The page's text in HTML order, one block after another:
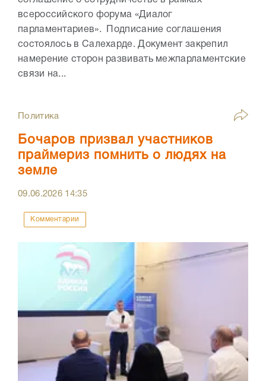
всероссийского форума «Диалог
парламентариев». Подписание соглашения
состоялось в Салехарде. Документ закрепил
намерение сторон развивать межпарламентские
связи на...
Политика
Бочаров призвал участников
праймериз помнить о людях на
земле
09.06.2026 14:35
Комментарии